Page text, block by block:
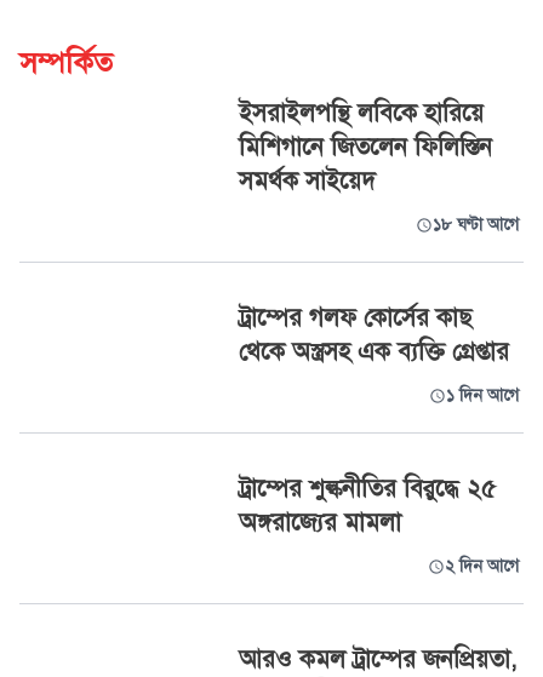
সম্পর্কিত
ইসরাইলপন্থি লবিকে হারিয়ে
মিশিগানে জিতলেন ফিলিস্তিন
সমর্থক সাইয়েদ
১৮ ঘণ্টা আগে
ট্রাম্পের গলফ কোর্সের কাছ
থেকে অস্ত্রসহ এক ব্যক্তি গ্রেপ্তার
১ দিন আগে
ট্রাম্পের শুল্কনীতির বিরুদ্ধে ২৫
অঙ্গরাজ্যের মামলা
২ দিন আগে
আরও কমল ট্রাম্পের জনপ্রিয়তা,